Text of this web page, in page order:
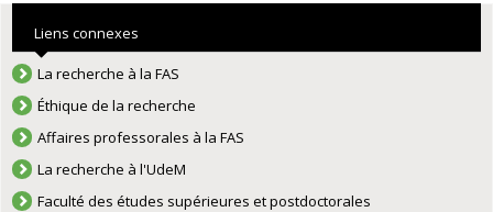
Liens connexes
La recherche à la FAS
Éthique de la recherche
Affaires professorales à la FAS
La recherche à l'UdeM
Faculté des études supérieures et postdoctorales